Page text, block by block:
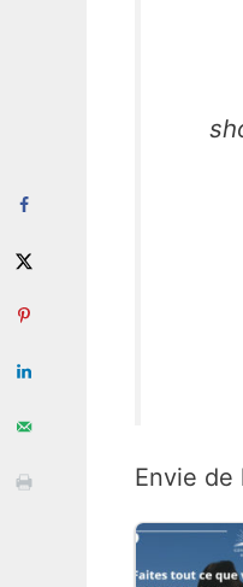
Envie de